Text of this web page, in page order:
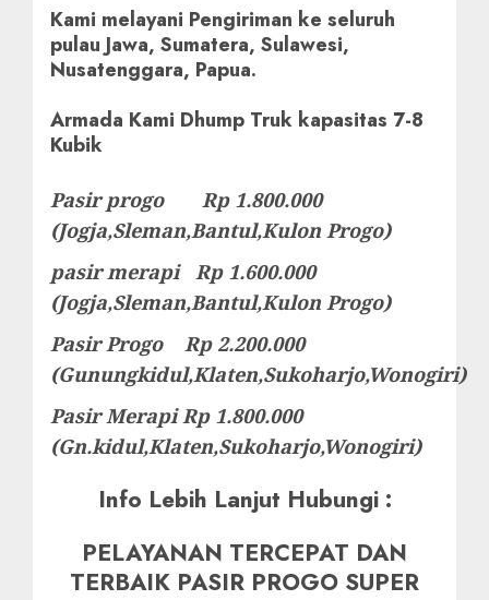
Kami melayani Pengiriman ke seluruh
pulau Jawa, Sumatera, Sulawesi,
Nusatenggara, Papua.
Armada Kami Dhump Truk kapasitas 7-8
Kubik
Pasir progo Rp 1.800.000
(Jogja,Sleman,Bantul,Kulon Progo)
pasir merapi Rp 1.600.000
(Jogja,Sleman,Bantul,Kulon Progo)
Pasir Progo Rp 2.200.000
(Gunungkidul,Klaten,Sukoharjo,Wonogiri)
Pasir Merapi Rp 1.800.000
(Gn.kidul,Klaten,Sukoharjo,Wonogiri)
Info Lebih Lanjut Hubungi :
PELAYANAN TERCEPAT DAN
TERBAIK PASIR PROGO SUPER